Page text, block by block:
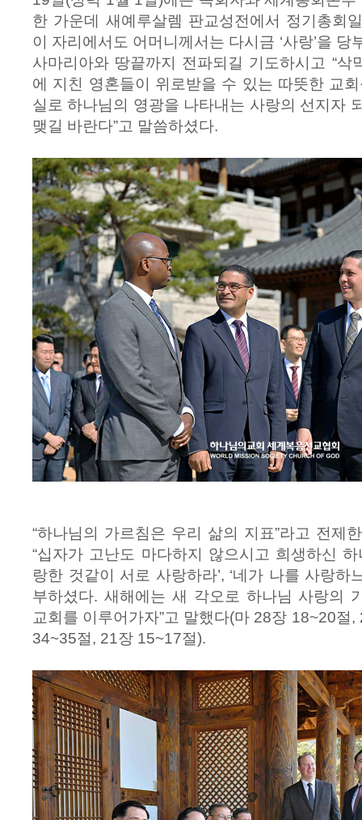
한 가운데 새예루살렘 판교성전에서 정기총회
이 자리에서도 어머니께서는 다시금 ‘사랑’을 당
사마리아와 땅끝까지 전파되길 기도하시고 “삭
에 지친 영혼들이 위로받을 수 있는 따뜻한 교
실로 하나님의 영광을 나타내는 사랑의 선지자
맺길 바란다”고 말씀하셨다.
“하나님의 가르침은 우리 삶의 지표”라고 전제
“십자가 고난도 마다하지 않으시고 희생하신
랑한 것같이 서로 사랑하라’, ‘네가 나를 사랑하
부하셨다. 새해에는 새 각오로 하나님 사랑의
교회를 이루어가자”고 말했다(마 28장 18~20절
34~35절, 21장 15~17절).